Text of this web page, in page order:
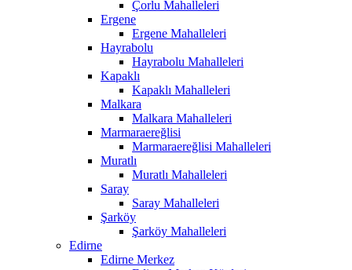
Çorlu Mahalleleri
Ergene
Ergene Mahalleleri
Hayrabolu
Hayrabolu Mahalleleri
Kapaklı
Kapaklı Mahalleleri
Malkara
Malkara Mahalleleri
Marmaraereğlisi
Marmaraereğlisi Mahalleleri
Muratlı
Muratlı Mahalleleri
Saray
Saray Mahalleleri
Şarköy
Şarköy Mahalleleri
Edirne
Edirne Merkez